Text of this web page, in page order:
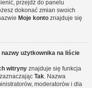
przejdź do panelu
dokonać zmian swoich
Moje konto znajduje się
użytkownika na liście
witryny znajduje się funkcja
Tak. Nazwa
moderatorów i dla